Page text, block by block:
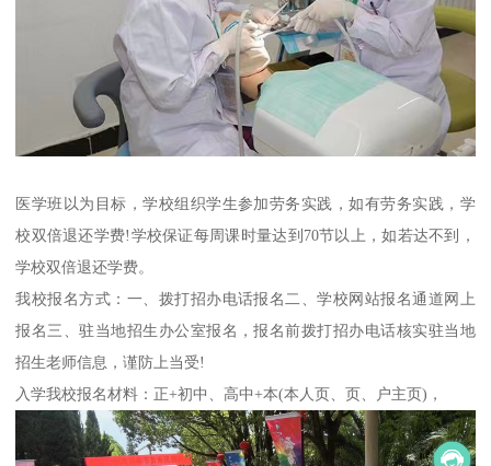
医学班以为目标，学校组织学生参加劳务实践，如有劳务实践，学
校双倍退还学费!学校保证每周课时量达到70节以上，如若达不到，
学校双倍退还学费。
我校报名方式：一、拨打招办电话报名二、学校网站报名通道网上
报名三、驻当地招生办公室报名，报名前拨打招办电话核实驻当地
招生老师信息，谨防上当受!
入学我校报名材料：正+初中、高中+本(本人页、页、户主页)，